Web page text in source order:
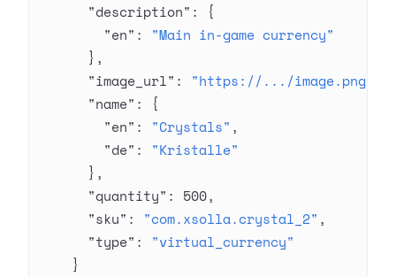
      "description"
: {
        "en"
: "Main in-game currency"
      },
      "image_url"
: "https://.../image.png"
      "name"
: {
        "en"
: "Crystals" ,
        "de"
: "Kristalle"
      },
      "quantity"
: 500,
      "sku"
: "com.xsolla.crystal_2" ,
      "type"
: "virtual_currency"
    }